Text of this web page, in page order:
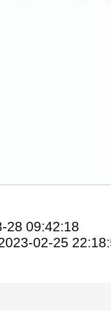
28 09:42:18
02-25